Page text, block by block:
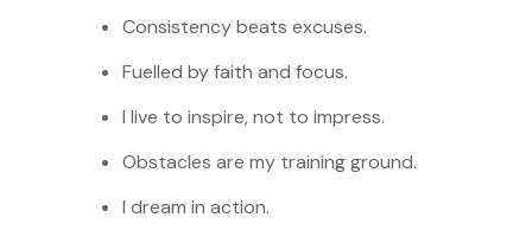
Consistency beats excuses.
Fuelled by faith and focus.
I live to inspire, not to impress.
Obstacles are my training ground.
I dream in action.